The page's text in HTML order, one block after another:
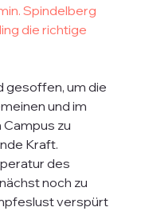
Spindelberg
die richtige
gesoffen, um die
und im
zu
Kraft.
des
noch zu
verspürt